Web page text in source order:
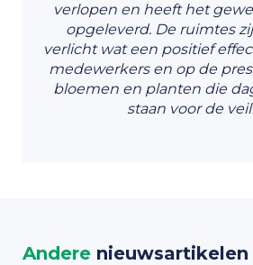
verlopen en heeft het
opgeleverd. De ruimtes
verlicht wat een positief
medewerkers en op de
bloemen en planten die
staan voor de
Andere nieuwsartikelen